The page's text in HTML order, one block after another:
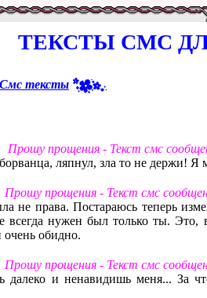
ТЕКСТЫ СМС
Смс тексты
Прошу прощения - Текст смс
ляпнул, зла то не держи!
Прошу прощения - Текст смс
не права. Постараюсь теперь
всегда нужен был только ты.
очень обидно.
Прошу прощения - Текст смс
далеко и ненавидишь меня... За